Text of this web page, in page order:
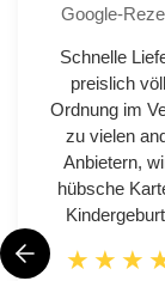
Google-
Schnelle
preislich
Ordnung im
zu vielen
Anbietern,
hübsche